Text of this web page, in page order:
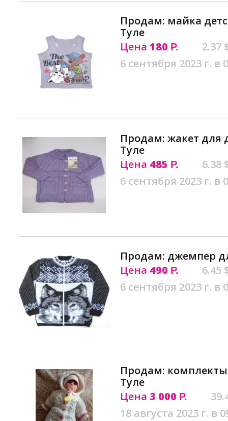
Продам: майка
Туле
Цена 180 Р.
2.37
6 сентября 2023 г. в
Продам: жакет для
Туле
Цена 485 Р.
6.38
6 сентября 2023 г. в
Продам: джемпер
Цена 490 Р.
6.45
6 сентября 2023 г. в
Продам:
Туле
Цена 3 000 Р.
18 августа 2023 г. в